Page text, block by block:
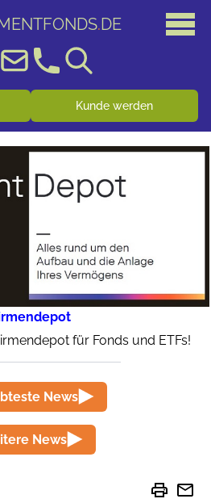
.DE
Kunde werden
für Fonds und ETFs!
News
News
print mail